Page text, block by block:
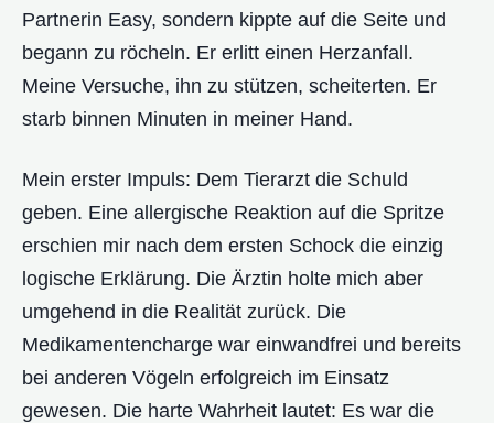
Partnerin Easy, sondern kippte auf die Seite und
begann zu röcheln. Er erlitt einen Herzanfall.
Meine Versuche, ihn zu stützen, scheiterten. Er
starb binnen Minuten in meiner Hand.
Mein erster Impuls: Dem Tierarzt die Schuld
geben. Eine allergische Reaktion auf die Spritze
erschien mir nach dem ersten Schock die einzig
logische Erklärung. Die Ärztin holte mich aber
umgehend in die Realität zurück. Die
Medikamentencharge war einwandfrei und bereits
bei anderen Vögeln erfolgreich im Einsatz
gewesen. Die harte Wahrheit lautet: Es war die